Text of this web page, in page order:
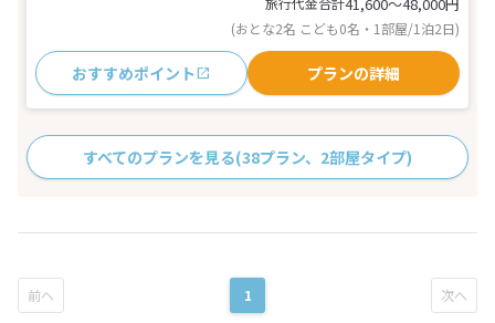
(おとな2名 こども0名・1部屋/1泊2日)
おすすめポイント プランの詳細
すべてのプランを見る(38プラン、2部屋タイプ)
1